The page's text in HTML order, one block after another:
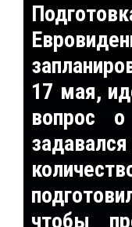
17 мая,
вопрос
чтобы